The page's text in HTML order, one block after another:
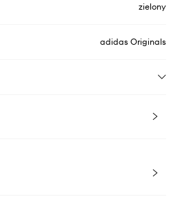
zielony
adidas Originals